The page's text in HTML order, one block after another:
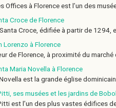
Offices à Florence est l’un des
Croce de Florence
Croce, édifiée à partir de 1294,
Lorenzo à Florence
de Florence, à proximité du marché
Maria Novella à Florence
est la grande église
ses musées et les jardins de
est l’un des plus vastes édifices de